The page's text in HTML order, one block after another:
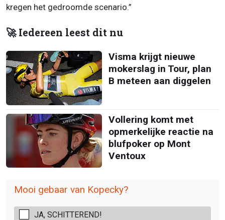
kregen het gedroomde scenario.”
🚀 Iedereen leest dit nu
Visma krijgt nieuwe
mokerslag in Tour, plan
B meteen aan diggelen
Vollering komt met
opmerkelijke reactie na
blufpoker op Mont
Ventoux
Mooi gebaar van Kopecky?
JA, SCHITTEREND!